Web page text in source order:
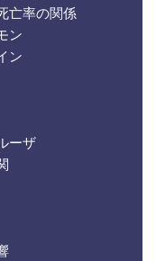
亡率の関係
ン
ン
ーザ